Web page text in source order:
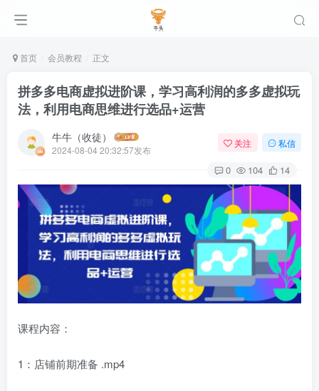
首页 会员教程 正文
拼多多电商虚拟进阶课，学习高利润的多多虚拟玩
法，利用电商思维进行选品+运营
牛牛（收徒）
2024-08-04 20:32:57发布
关注 私信
0 104 14
课程内容：
1：店铺前期准备 .mp4